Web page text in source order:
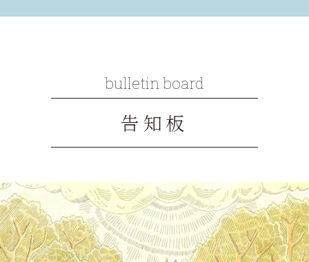
bulletin board
告知板